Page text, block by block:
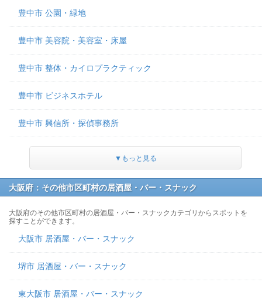
豊中市 公園・緑地
豊中市 美容院・美容室・床屋
豊中市 整体・カイロプラクティック
豊中市 ビジネスホテル
豊中市 興信所・探偵事務所
▼もっと見る
大阪府：その他市区町村の居酒屋・バー・スナック
大阪府のその他市区町村の居酒屋・バー・スナックカテゴリからスポットを
探すことができます。
大阪市 居酒屋・バー・スナック
堺市 居酒屋・バー・スナック
東大阪市 居酒屋・バー・スナック